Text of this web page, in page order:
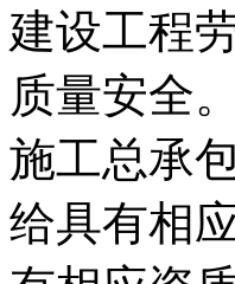
建设工程
质量安全
施工总承
给具有相